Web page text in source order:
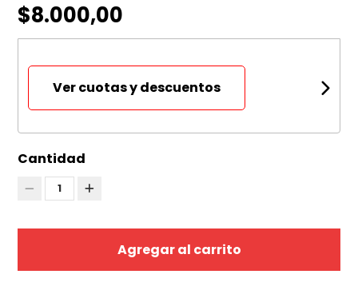
$8.000,00
Ver cuotas y descuentos
Cantidad
1
Agregar al carrito